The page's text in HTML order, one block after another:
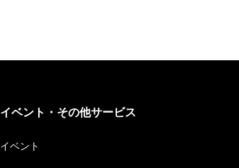
イベント・その他サービス
イベント